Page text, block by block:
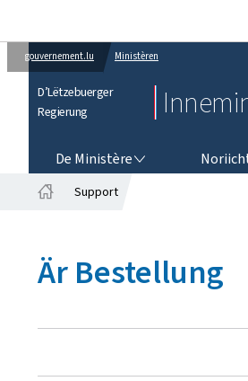
gouvernement.lu Ministèren
D’Lëtzebuerger
Regierung
De Ministère
Support
Är Bestellung